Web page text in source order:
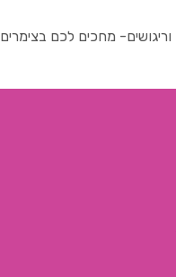
מחכים לכם בצימרים